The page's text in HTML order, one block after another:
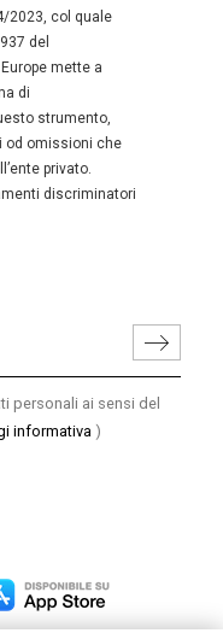
2023, col quale
del
mette a
di
strumento,
od omissioni che
privato.
discriminatori
personali ai sensi del
informativa )